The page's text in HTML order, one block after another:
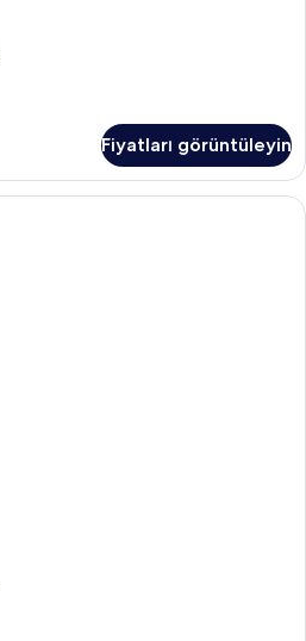
Fiyatları görüntüleyin